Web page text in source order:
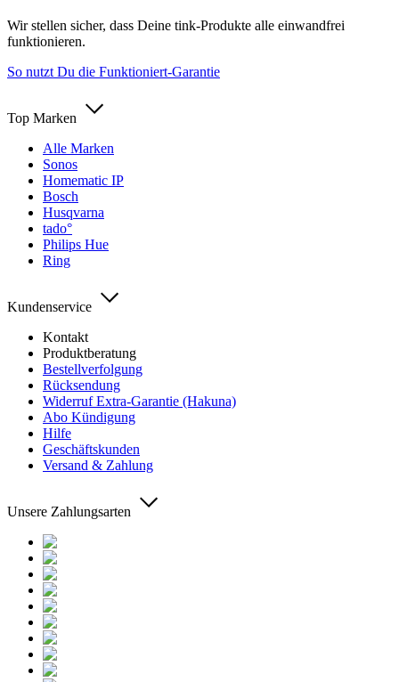
Wir stellen sicher, dass Deine tink-Produkte alle einwandfrei
funktionieren.
So nutzt Du die Funktioniert-Garantie
Top Marken
Alle Marken
Sonos
Homematic IP
Bosch
Husqvarna
tado°
Philips Hue
Ring
Kundenservice
Kontakt
Produktberatung
Bestellverfolgung
Rücksendung
Widerruf Extra-Garantie (Hakuna)
Abo Kündigung
Hilfe
Geschäftskunden
Versand & Zahlung
Unsere Zahlungsarten